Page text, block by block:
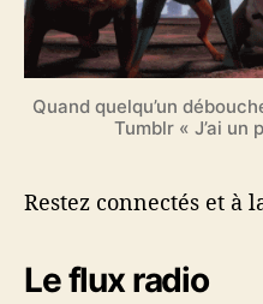
Quand quelqu’un
Tumblr « J’ai un
Restez connectés et à
Le flux radio